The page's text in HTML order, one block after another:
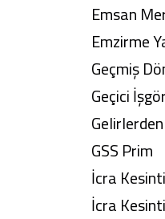
Emsan
Emzirme
Geçmiş
Geçici
GSS Prim
İcra
İcra